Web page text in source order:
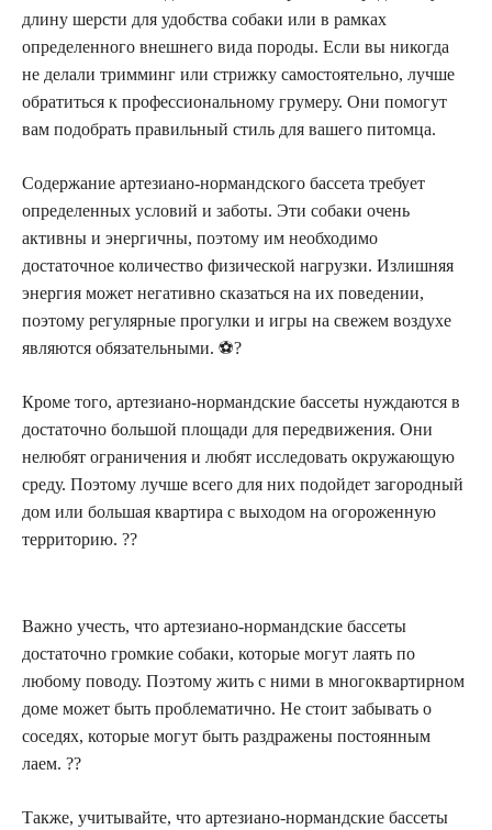
длину шерсти для удобства собаки или в рамках
определенного внешнего вида породы. Если вы никогда
не делали тримминг или стрижку самостоятельно, лучше
обратиться к профессиональному грумеру. Они помогут
вам подобрать правильный стиль для вашего питомца.
Содержание артезиано-нормандского бассета требует
определенных условий и заботы. Эти собаки очень
активны и энергичны, поэтому им необходимо
достаточное количество физической нагрузки. Излишняя
энергия может негативно сказаться на их поведении,
поэтому регулярные прогулки и игры на свежем воздухе
являются обязательными. ⚽?️
Кроме того, артезиано-нормандские бассеты нуждаются в
достаточно большой площади для передвижения. Они
нелюбят ограничения и любят исследовать окружающую
среду. Поэтому лучше всего для них подойдет загородный
дом или большая квартира с выходом на огороженную
территорию. ??
Важно учесть, что артезиано-нормандские бассеты
достаточно громкие собаки, которые могут лаять по
любому поводу. Поэтому жить с ними в многоквартирном
доме может быть проблематично. Не стоит забывать о
соседях, которые могут быть раздражены постоянным
лаем. ??️
Также, учитывайте, что артезиано-нормандские бассеты